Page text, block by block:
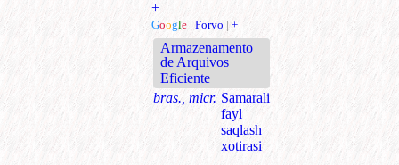
+
Google | Forvo | +
Armazenamento
de Arquivos
Eficiente
bras., micr. Samarali
fayl
saqlash
xotirasi